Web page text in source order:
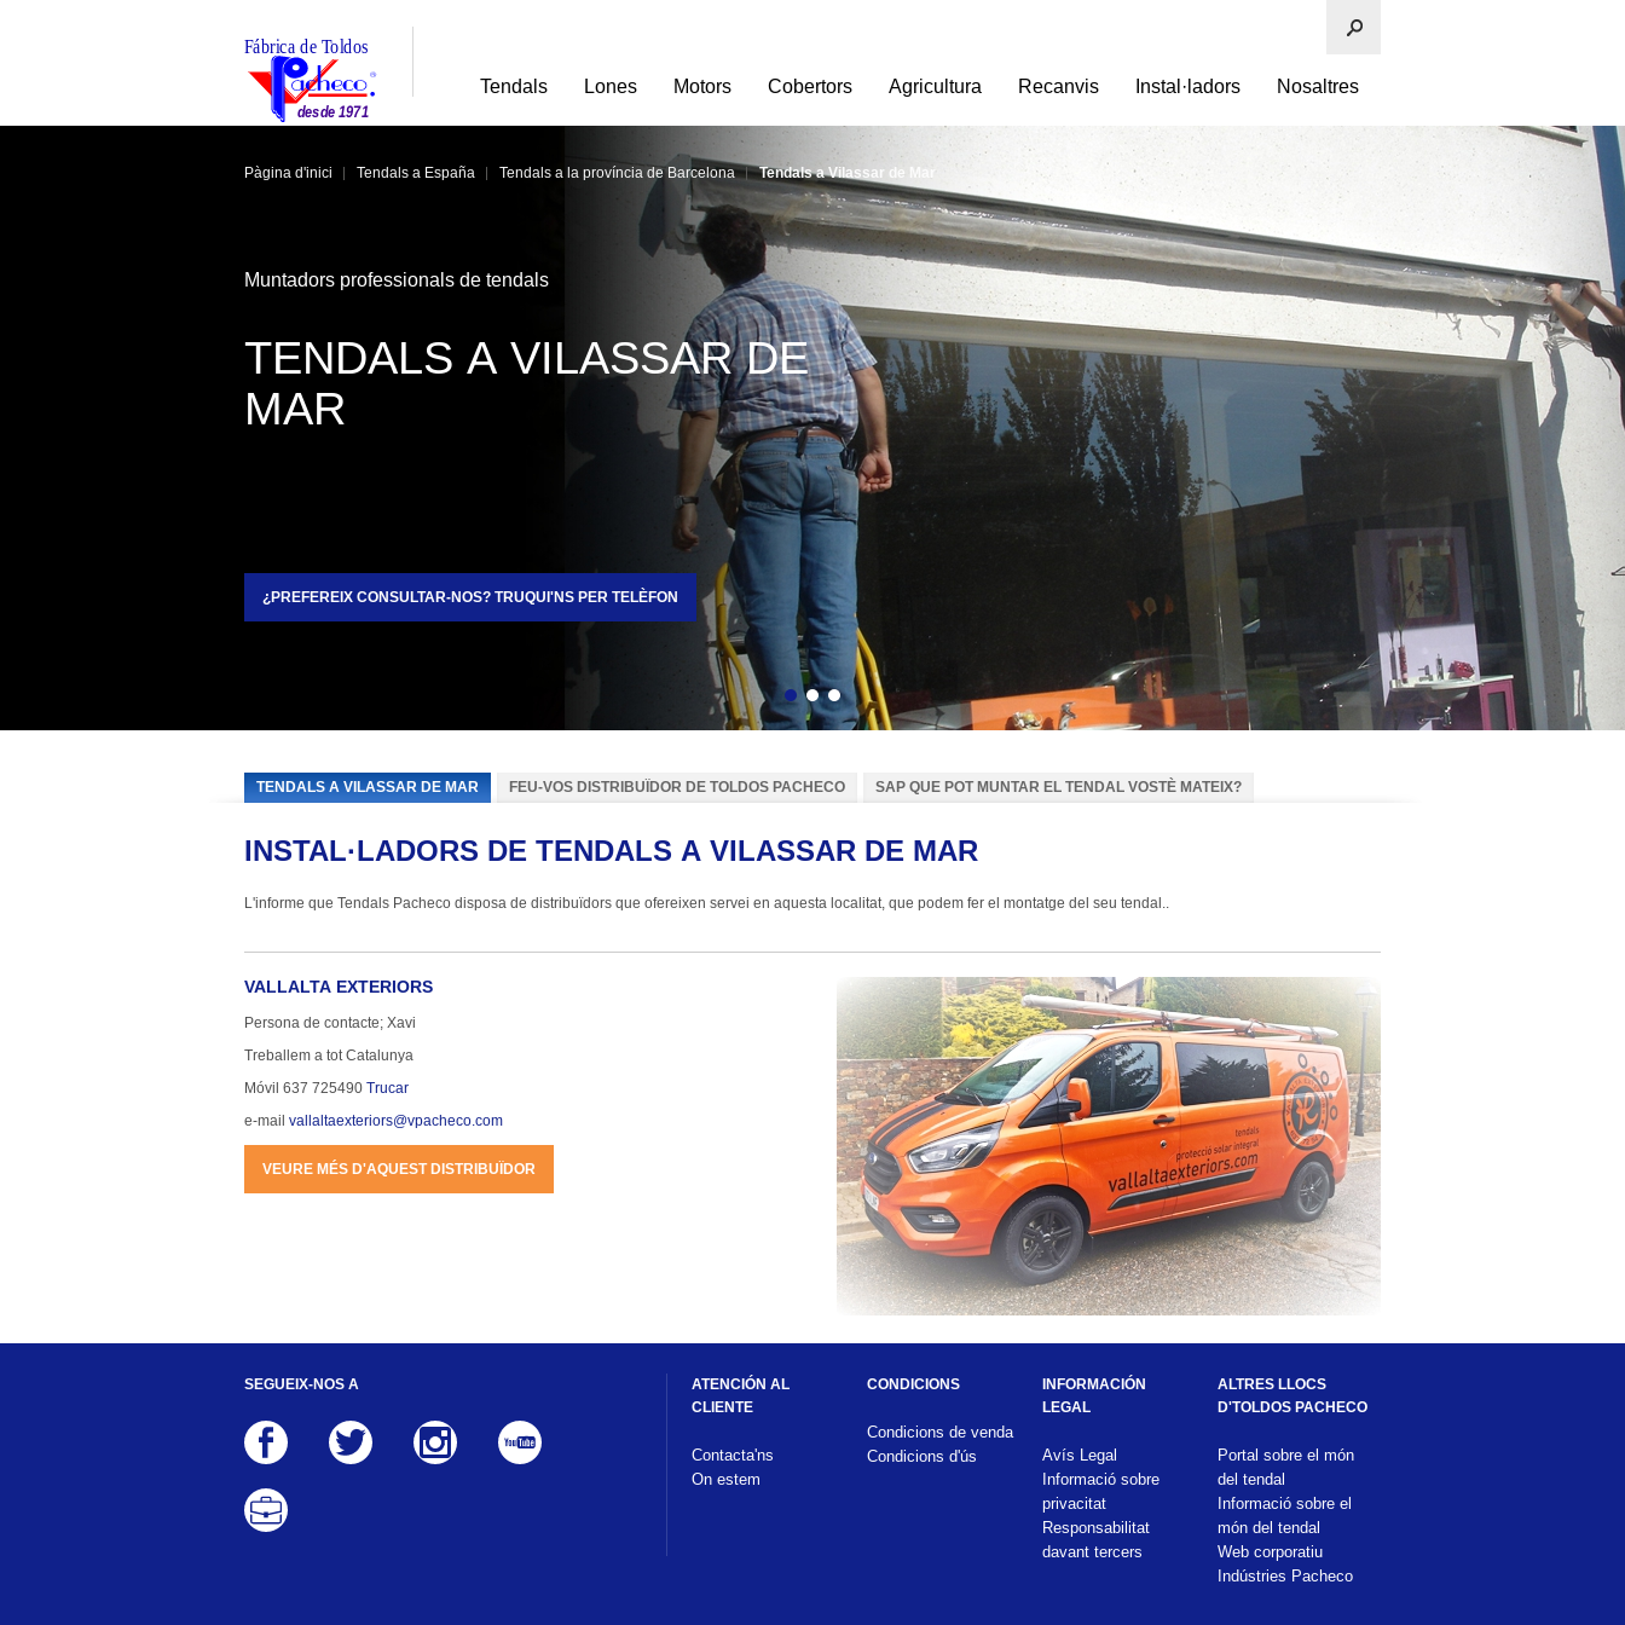
Tendals Lones Motors Cobertors Agricultura Recanvis Instal·ladors Nosaltres
Pàgina d'inici Tendals a España Tendals a la província de Barcelona Tendals a Vilassar de Mar
Muntadors professionals de tendals
TENDALS A VILASSAR DE
MAR
¿PREFEREIX CONSULTAR-NOS? TRUQUI'NS PER TELÈFON
Següent
TENDALS A VILASSAR DE MAR FEU-VOS DISTRIBUÏDOR DE TOLDOS PACHECO SAP QUE POT MUNTAR EL TENDAL VOSTÈ MATEIX?
INSTAL·LADORS DE TENDALS A VILASSAR DE MAR
L'informe que Tendals Pacheco disposa de distribuïdors que ofereixen servei en aquesta localitat, que podem fer el montatge del seu tendal..
VALLALTA EXTERIORS
Persona de contacte; Xavi
Treballem a tot Catalunya
Móvil 637 725490 Trucar
e-mail vallaltaexteriors@vpacheco.com
VEURE MÉS D'AQUEST DISTRIBUÏDOR
SEGUEIX-NOS A
ATENCIÓN AL
CLIENTE
Contacta'ns
On estem
CONDICIONS
Condicions de venda
Condicions d'ús
INFORMACIÓN
LEGAL
Avís Legal
Informació sobre
privacitat
Responsabilitat
davant tercers
ALTRES LLOCS
D'TOLDOS PACHECO
Portal sobre el món
del tendal
Informació sobre el
món del tendal
Web corporatiu
Indústries Pacheco